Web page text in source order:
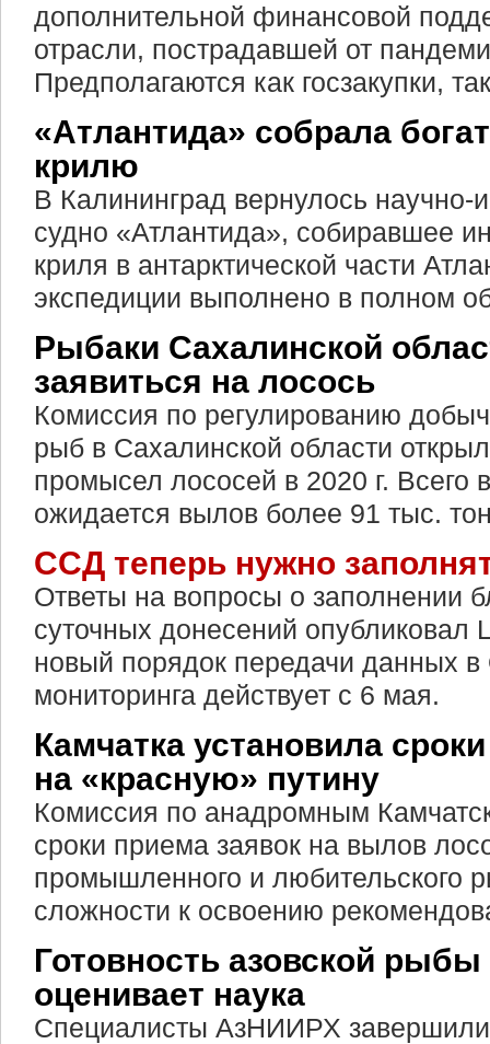
дополнительной финансовой
отрасли, пострадавшей от
Предполагаются как госзакупки,
«Атлантида» собрала
крилю
В Калининград вернулось научно-
судно «Атлантида», собиравшее
криля в антарктической части
экспедиции выполнено в полном
Рыбаки Сахалинской
заявиться на лосось
Комиссия по регулированию
рыб в Сахалинской области
промысел лососей в 2020 г. Всего
ожидается вылов более 91 тыс.
ССД теперь нужно
Ответы на вопросы о заполнении
суточных донесений
новый порядок передачи данных
мониторинга действует с 6 мая.
Камчатка установила
на «красную» путину
Комиссия по анадромным
сроки приема заявок на вылов
промышленного и любительского
сложности к освоению
Готовность азовской рыбы
оценивает наука
Специалисты АзНИИРХ